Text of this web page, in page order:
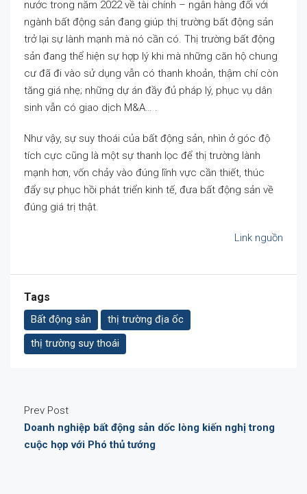
nước trong năm 2022 về tài chính – ngân hàng đối với
ngành bất động sản đang giúp thị trường bất động sản
trở lại sự lành mạnh mà nó cần có. Thị trường bất động
sản đang thể hiện sự hợp lý khi mà những căn hộ chung
cư đã đi vào sử dụng vẫn có thanh khoản, thậm chí còn
tăng giá nhẹ; những dự án đầy đủ pháp lý, phục vụ dân
sinh vẫn có giao dịch M&A… .
Như vậy, sự suy thoái của bất động sản, nhìn ở góc độ
tích cực cũng là một sự thanh lọc để thị trường lành
mạnh hơn, vốn chảy vào đúng lĩnh vực cần thiết, thúc
đẩy sự phục hồi phát triển kinh tế, đưa bất động sản về
đúng giá trị thật.
Link nguồn
Tags
Bất động sản
thị trường địa ốc
thị trường suy thoái
Prev Post
Doanh nghiệp bất động sản dốc lòng kiến nghị trong
cuộc họp với Phó thủ tướng